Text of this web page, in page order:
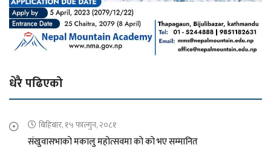
धेरै पढिएको
बिहिबार, १५ फाल्गुन, २०८१
संखुवासभाको मकालु महोत्सवमा को को भए सम्मानित